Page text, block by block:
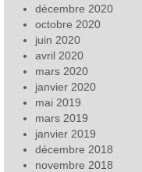
décembre 2020
octobre 2020
juin 2020
avril 2020
mars 2020
janvier 2020
mai 2019
mars 2019
janvier 2019
décembre 2018
novembre 2018